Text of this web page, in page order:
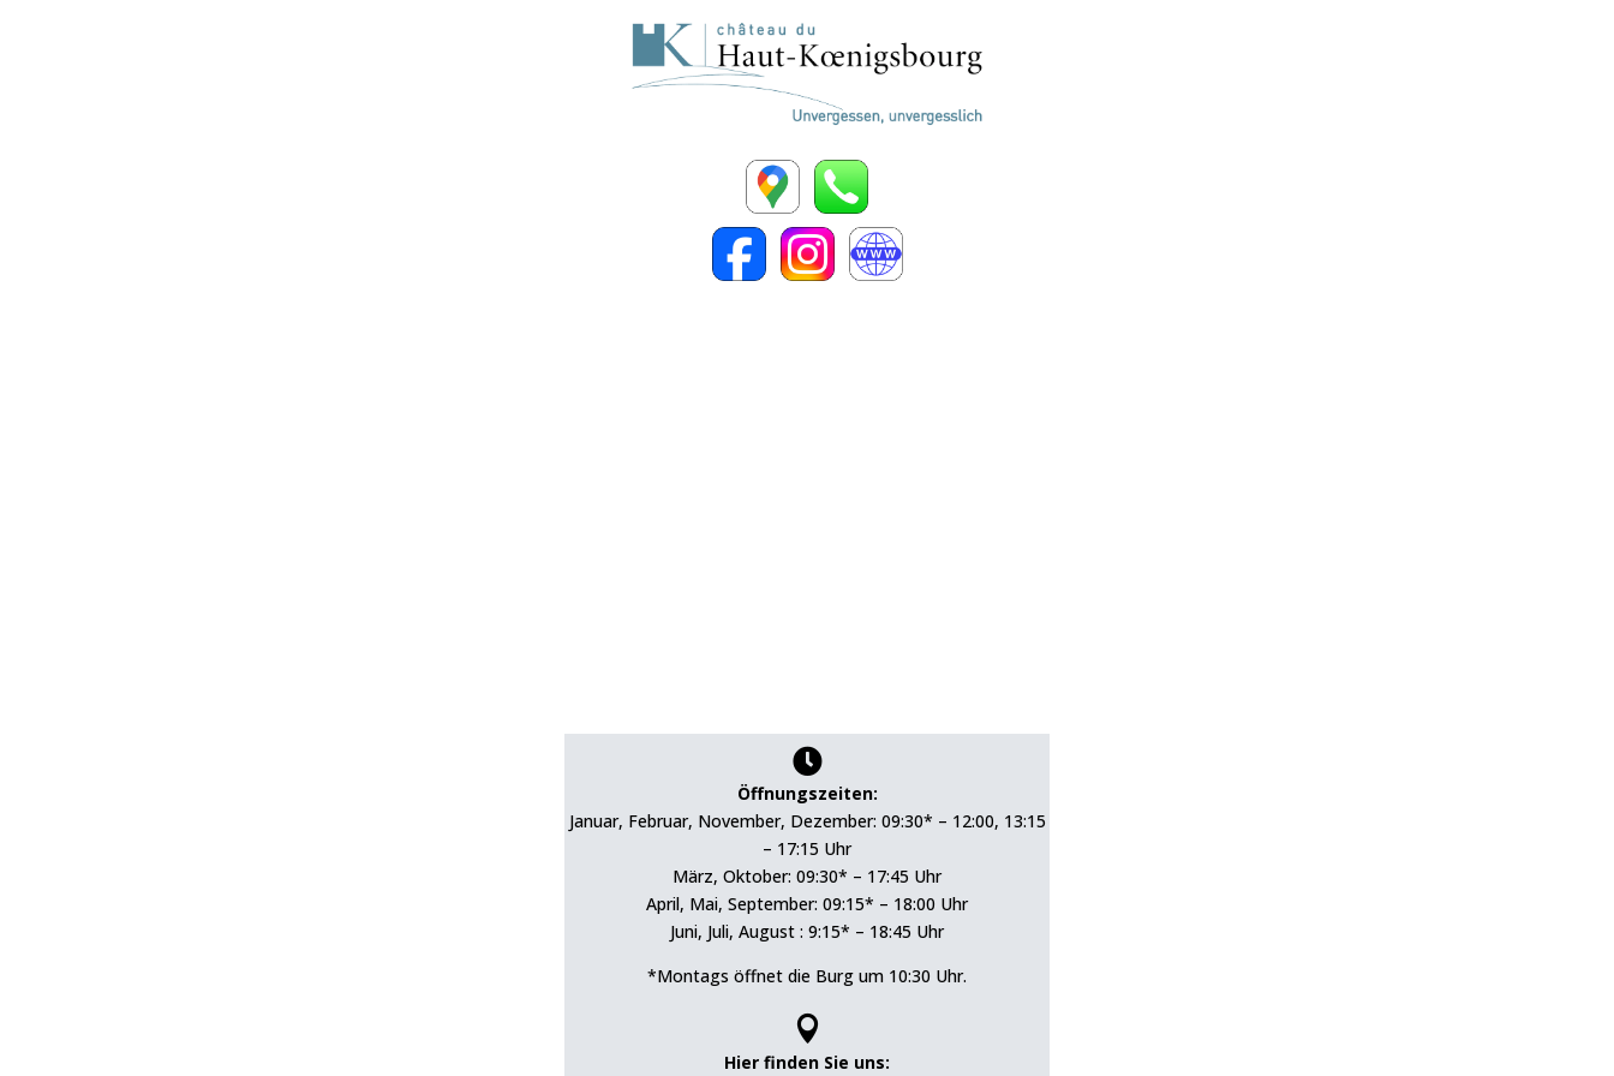

Öffnungszeiten:
Januar, Februar, November, Dezember: 09:30* – 12:00, 13:15
– 17:15 Uhr
März, Oktober: 09:30* – 17:45 Uhr
April, Mai, September: 09:15* – 18:00 Uhr
Juni, Juli, August : 9:15* – 18:45 Uhr
*Montags öffnet die Burg um 10:30 Uhr.

Hier finden Sie uns: